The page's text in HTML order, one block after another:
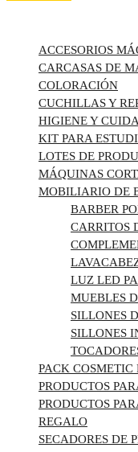
ACCESORIOS
CARCASAS DE
COLORACIÓN
CUCHILLAS Y
HIGIENE Y
KIT PARA
LOTES DE
MÁQUINAS
MOBILIARIO DE
BARBER
CARRITOS
LUZ LED
MUEBLES
SILLONES
SILLONES
PACK COSMETIC
PRODUCTOS
PRODUCTOS
REGALO
SECADORES DE